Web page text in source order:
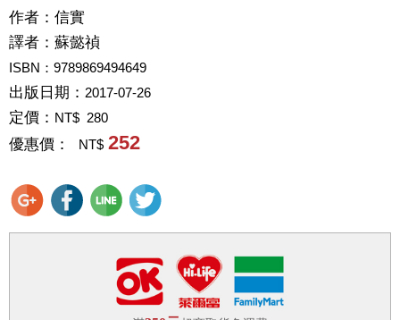
作者： 信實
譯者： 蘇懿禎
ISBN：9789869494649
出版日期： 2017-07-26
定價： NT$ 280
優惠價： NT$ 252